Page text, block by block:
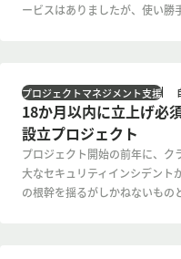
ービスはありましたが、使い勝
18か月以内に立上げ必
設立プロジェクト
プロジェクト開始の前年に、
大なセキュリティインシデント
の根幹を揺るがしかねないもの
プロジェクトマネジメント支援